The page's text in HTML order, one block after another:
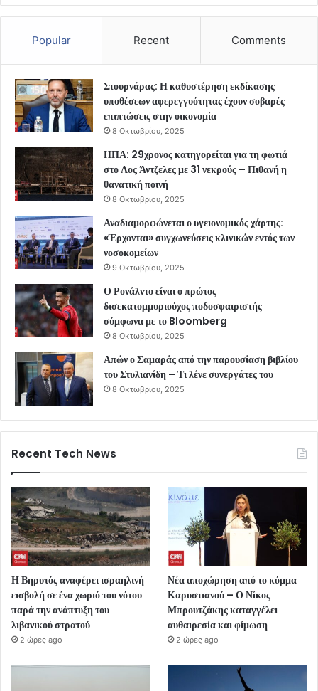
Popular Recent Comments
Στουρνάρας: Η καθυστέρηση εκδίκασης
υποθέσεων αφερεγγυότητας έχουν σοβαρές
επιπτώσεις στην οικονομία
8 Οκτωβρίου, 2025
ΗΠΑ: 29χρονος κατηγορείται για τη φωτιά
στο Λος Άντζελες με 31 νεκρούς – Πιθανή η
θανατική ποινή
8 Οκτωβρίου, 2025
Αναδιαμορφώνεται ο υγειονομικός χάρτης:
«Έρχονται» συγχωνεύσεις κλινικών εντός των
νοσοκομείων
9 Οκτωβρίου, 2025
Ο Ρονάλντο είναι ο πρώτος
δισεκατομμυριούχος ποδοσφαιριστής
σύμφωνα με το Bloomberg
8 Οκτωβρίου, 2025
Απών ο Σαμαράς από την παρουσίαση βιβλίου
του Στυλιανίδη – Τι λένε συνεργάτες του
8 Οκτωβρίου, 2025
Recent Tech News
Η Βηρυτός αναφέρει ισραηλινή
εισβολή σε ένα χωριό του νότου
παρά την ανάπτυξη του
λιβανικού στρατού
2 ώρες ago
Νέα αποχώρηση από το κόμμα
Καρυστιανού – Ο Νίκος
Μπρουτζάκης καταγγέλει
αυθαιρεσία και φίμωση
2 ώρες ago